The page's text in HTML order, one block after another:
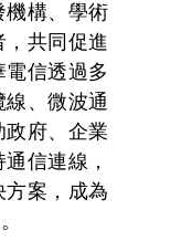
機構、學術
共同促進
電信透過多
、微波通
府、企業
信連線，
案，成為